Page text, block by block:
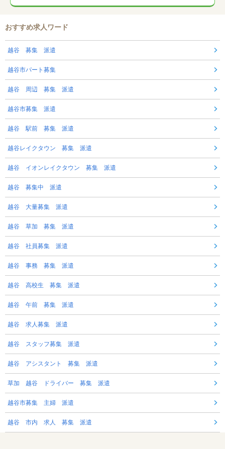
おすすめ求人ワード
越谷 募集 派遣
越谷市パート募集
越谷 周辺 募集 派遣
越谷市募集 派遣
越谷 駅前 募集 派遣
越谷レイクタウン 募集 派遣
越谷 イオンレイクタウン 募集 派遣
越谷 募集中 派遣
越谷 大量募集 派遣
越谷 草加 募集 派遣
越谷 社員募集 派遣
越谷 事務 募集 派遣
越谷 高校生 募集 派遣
越谷 午前 募集 派遣
越谷 求人募集 派遣
越谷 スタッフ募集 派遣
越谷 アシスタント 募集 派遣
草加 越谷 ドライバー 募集 派遣
越谷市募集 主婦 派遣
越谷 市内 求人 募集 派遣